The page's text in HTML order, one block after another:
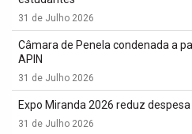
31 de Julho 2026
Câmara de Penela condenada a
APIN
31 de Julho 2026
Expo Miranda 2026 reduz
31 de Julho 2026